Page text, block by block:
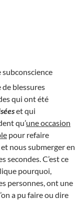
subconscience
de blessures
qui ont été
et qui
qu’une occasion
pour refaire
nous submerger en
secondes. C’est ce
pourquoi,
personnes, ont une
a pu faire ou dire